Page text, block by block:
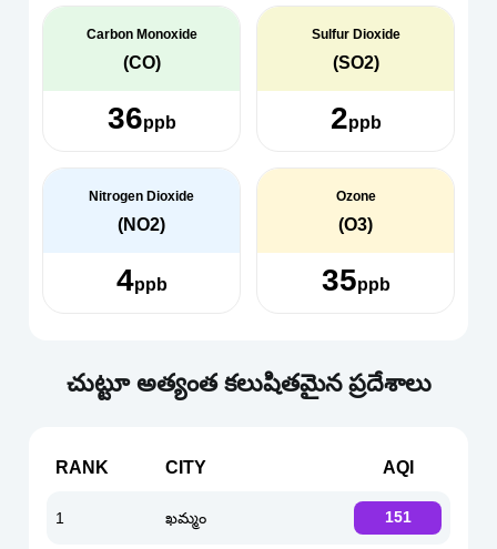
Carbon Monoxide
(CO)
36ppb
Sulfur Dioxide
(SO2)
2ppb
Nitrogen Dioxide
(NO2)
4ppb
Ozone
(O3)
35ppb
చుట్టూ అత్యంత కలుషితమైన ప్రదేశాలు
RANK CITY AQI
1 ఖమ్మం 151